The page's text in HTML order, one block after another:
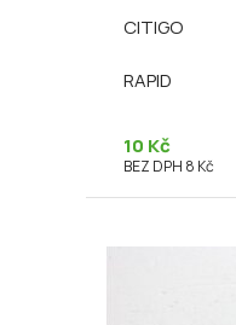
CITIGO
RAPID
10 Kč
BEZ DPH 8 Kč